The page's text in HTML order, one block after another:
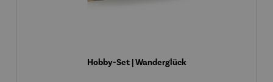
Hobby-Set | Wanderglück